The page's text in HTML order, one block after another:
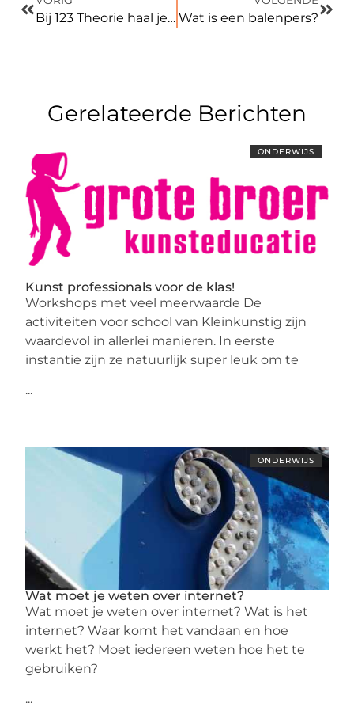
Bij 123 Theorie haal je snel je auto theorie! Wat is een balenpers?
Gerelateerde Berichten
ONDERWIJS
Kunst professionals voor de klas!
Workshops met veel meerwaarde De
activiteiten voor school van Kleinkunstig zijn
waardevol in allerlei manieren. In eerste
instantie zijn ze natuurlijk super leuk om te
...
ONDERWIJS
Wat moet je weten over internet?
Wat moet je weten over internet? Wat is het
internet? Waar komt het vandaan en hoe
werkt het? Moet iedereen weten hoe het te
gebruiken?
...